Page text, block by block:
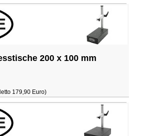
200 x 100 mm
179,90 Euro)